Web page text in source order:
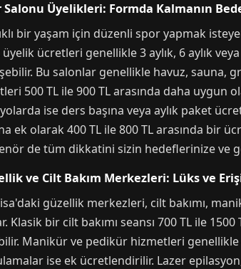
Salonu Üyelikleri: Formda Kalmanın
bir yaşam için düzenli spor yapmak
üyelik ücretleri genellikle 3 aylık, 6 aylık
Bu salonlar genellikle havuz, sauna,
500 TL ile 900 TL arasında daha
ise ders başına veya aylık paket
ek olarak 400 TL ile 800 TL arasında bir
de tüm dikkatini sizin hedeflerinize ve
ve Cilt Bakım Merkezleri: Lüks ve
güzellik merkezleri, cilt bakımı,
Klasik bir cilt bakımı seansı 700 TL ile
Manikür ve pedikür hizmetleri genellikle
ise ek ücretlendirilir. Lazer